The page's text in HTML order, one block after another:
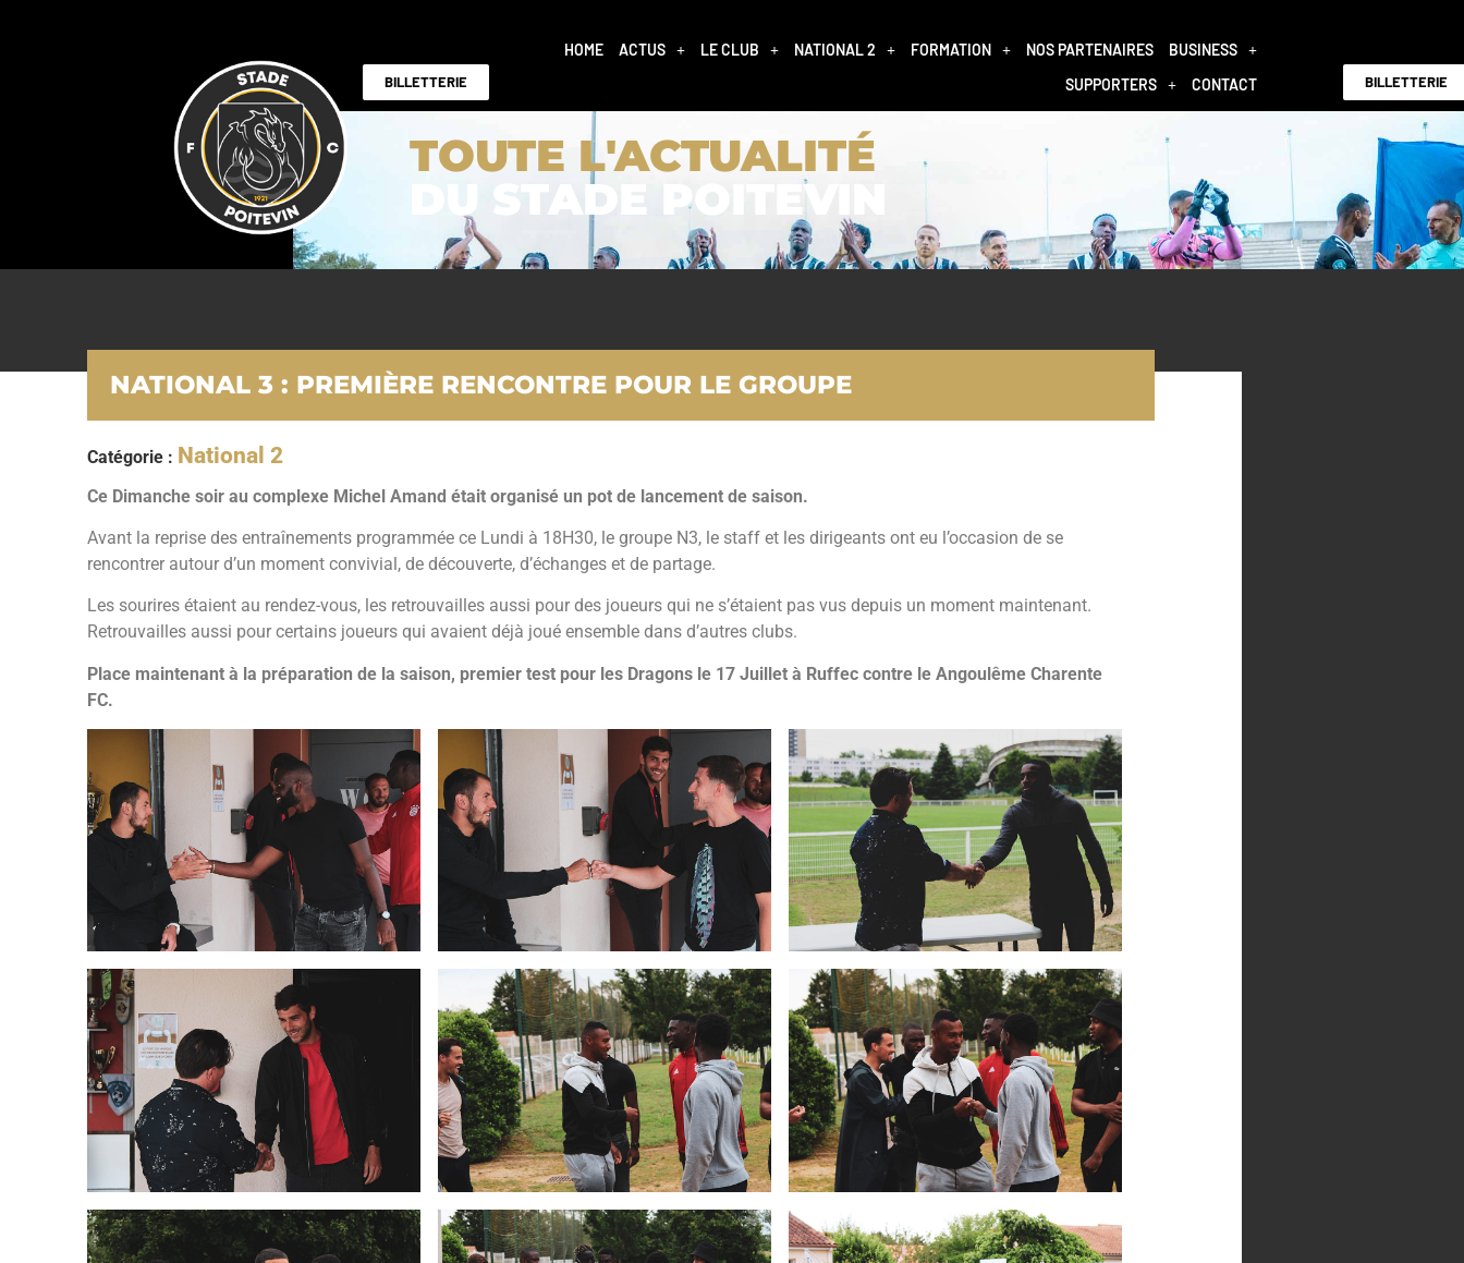
BILLETTERIE
HOME ACTUS LE CLUB NATIONAL 2 FORMATION NOS PARTENAIRES
BUSINESS
SUPPORTERS
CONTACT BILLETTERIE
TOUTE L'ACTUALITÉ
DU STADE POITEVIN
NATIONAL 3 : PREMIÈRE RENCONTRE POUR LE GROUPE
Catégorie : National 2
Ce Dimanche soir au complexe Michel Amand était organisé un pot de lancement de saison.
Avant la reprise des entraînements programmée ce Lundi à 18H30, le groupe N3, le staff et les dirigeants ont eu l’occasion de se
rencontrer autour d’un moment convivial, de découverte, d’échanges et de partage.
Les sourires étaient au rendez-vous, les retrouvailles aussi pour des joueurs qui ne s’étaient pas vus depuis un moment maintenant.
Retrouvailles aussi pour certains joueurs qui avaient déjà joué ensemble dans d’autres clubs.
Place maintenant à la préparation de la saison, premier test pour les Dragons le 17 Juillet à Ruffec contre le Angoulême Charente
FC.